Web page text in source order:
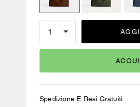
Spedizione E Resi Gratuiti